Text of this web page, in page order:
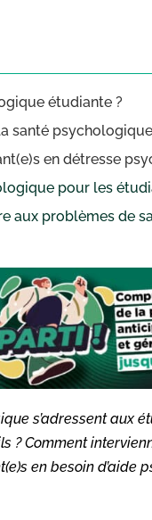
étudiante ?
santé
en détresse
pour les
aux problèmes de
s’adressent aux
? Comment
en besoin d’aide